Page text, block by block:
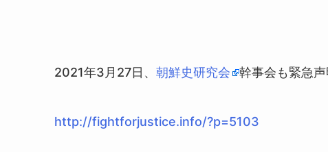
2021年3月27日、 朝鮮史研究会 幹事会も緊急
http://fightforjustice.info/?p=5103